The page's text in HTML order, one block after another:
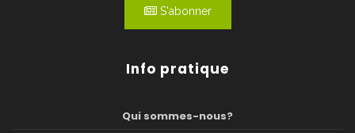
S'abonner
Info pratique
Qui sommes-nous?